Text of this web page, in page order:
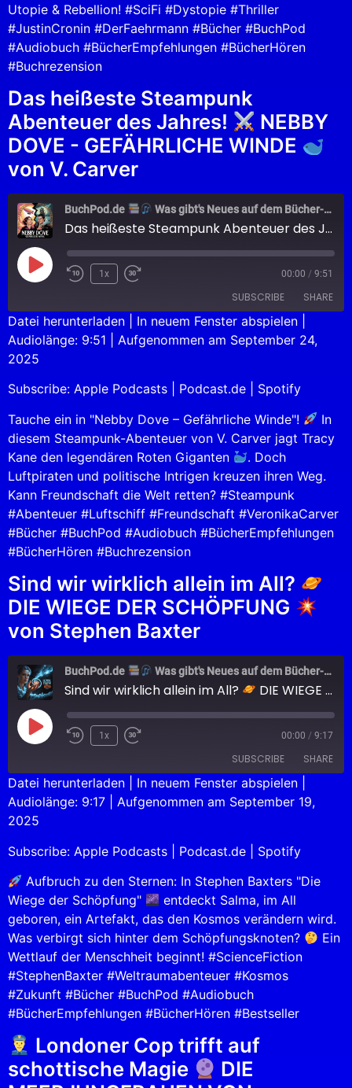
Utopie & Rebellion! #SciFi #Dystopie #Thriller
#JustinCronin #DerFaehrmann #Bücher #BuchPod
#Audiobuch #BücherEmpfehlungen #BücherHören
#Buchrezension
Das heißeste Steampunk
Abenteuer des Jahres!
NEBBY
DOVE - GEFÄHRLICHE WINDE
von V. Carver
BuchPod.de Was gibt's Neues auf dem Bücher-Markt?
Das heißeste Steampunk Abenteuer des Jahres!
1x 00:00 / 9:51
SUBSCRIBE SHARE
Apple Podcasts Podcast.de
RSS FEED
SHARE
EMBED
Datei herunterladen In neuem Fenster abspielen
Audiolänge: 9:51
Aufgenommen am September 24,
2025
Subscribe: Apple Podcasts Podcast.de
Spotify
Tauche ein in "Nebby Dove – Gefährliche Winde"!
In
diesem Steampunk-Abenteuer von V. Carver jagt Tracy
Kane den legendären Roten Giganten
. Doch
Luftpiraten und politische Intrigen kreuzen ihren Weg.
Kann Freundschaft die Welt retten? #Steampunk
#Abenteuer #Luftschiff #Freundschaft #VeronikaCarver
#Bücher #BuchPod #Audiobuch #BücherEmpfehlungen
#BücherHören #Buchrezension
Sind wir wirklich allein im All?
DIE WIEGE DER SCHÖPFUNG
von Stephen Baxter
BuchPod.de Was gibt's Neues auf dem Bücher-Markt?
Sind wir wirklich allein im All? DIE WIEGE DER SCHÖPFUNG
1x 00:00 / 9:17
SUBSCRIBE SHARE
Apple Podcasts Podcast.de
RSS FEED
SHARE
EMBED
Datei herunterladen In neuem Fenster abspielen
Audiolänge: 9:17
Aufgenommen am September 19,
2025
Subscribe: Apple Podcasts Podcast.de
Spotify
Aufbruch zu den Sternen: In Stephen Baxters "Die
Wiege der Schöpfung"
entdeckt Salma, im All
geboren, ein Artefakt, das den Kosmos verändern wird.
Was verbirgt sich hinter dem Schöpfungsknoten?
Ein
Wettlauf der Menschheit beginnt! #ScienceFiction
#StephenBaxter #Weltraumabenteuer #Kosmos
#Zukunft #Bücher #BuchPod #Audiobuch
#BücherEmpfehlungen #BücherHören #Bestseller
Londoner Cop trifft auf
schottische Magie
DIE